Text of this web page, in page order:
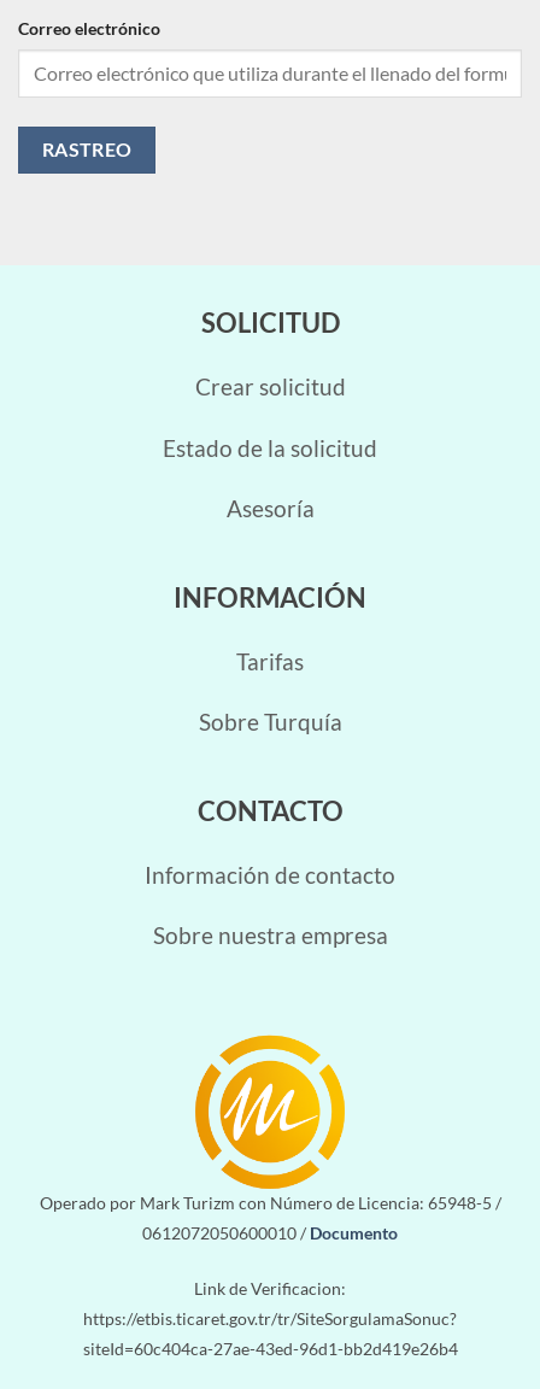
Correo electrónico
RASTREO
SOLICITUD
Crear solicitud
Estado de la solicitud
Asesoría
INFORMACIÓN
Tarifas
Sobre Turquía
CONTACTO
Información de contacto
Sobre nuestra empresa
Operado por Mark Turizm con Número de Licencia: 65948-5 /
0612072050600010 / Documento
Link de Verificacion:
https://etbis.ticaret.gov.tr/tr/SiteSorgulamaSonuc?
siteId=60c404ca-27ae-43ed-96d1-bb2d419e26b4